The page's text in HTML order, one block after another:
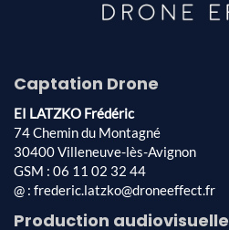
Captation Drone
EI LATZKO Frédéric
74 Chemin du Montagné
30400 Villeneuve-lès-Avignon
GSM : 06 11 02 32 44
@ : frederic.latzko@droneeffect.fr
Production audiovisuelle